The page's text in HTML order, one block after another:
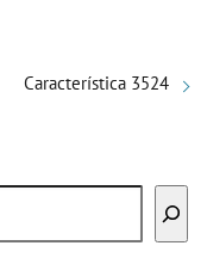
Característica 3524